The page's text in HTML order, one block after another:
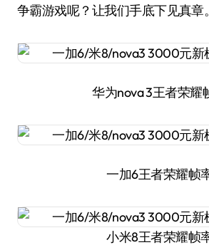
争霸游戏呢？让我们手底下见真章。
华为nova 3王者荣耀
一加6王者荣耀帧
小米8王者荣耀帧